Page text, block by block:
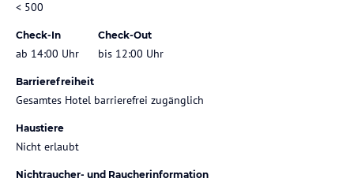
< 500
Check-In
ab 14:00 Uhr
Check-Out
bis 12:00 Uhr
Barrierefreiheit
Gesamtes Hotel barrierefrei zugänglich
Haustiere
Nicht erlaubt
Nichtraucher- und Raucherinformation